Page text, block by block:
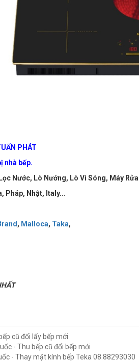
PHÁT
nhà bếp.
Nước, Lò Nướng, Lò Vi Sóng, Máy
Pháp, Nhật, Italy...
, Malloca, Taka,
cũ đổi lấy bếp mới
- Thu bếp cũ đổi bếp mới
- Thay mặt kính bếp Teka 08.88293030